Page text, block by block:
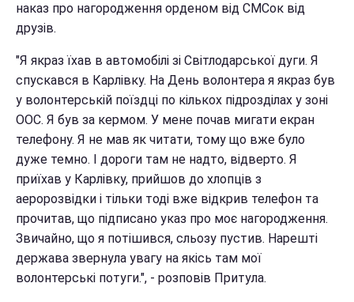
наказ про нагородження орденом від СМСок від
друзів.
"Я якраз їхав в автомобілі зі Світлодарської дуги. Я
спускався в Карлівку. На День волонтера я якраз був
у волонтерській поїздці по кількох підрозділах у зоні
ООС. Я був за кермом. У мене почав мигати екран
телефону. Я не мав як читати, тому що вже було
дуже темно. І дороги там не надто, відверто. Я
приїхав у Карлівку, прийшов до хлопців з
аеророзвідки і тільки тоді вже відкрив телефон та
прочитав, що підписано указ про моє нагородження.
Звичайно, що я потішився, сльозу пустив. Нарешті
держава звернула увагу на якісь там мої
волонтерські потуги.", - розповів Притула.